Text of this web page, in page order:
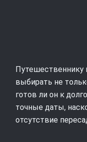
Путешественнику
выбирать не
готов ли он к
точные даты,
отсутствие